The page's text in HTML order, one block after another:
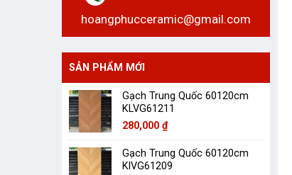
hoangphucceramic@gmail.com
SẢN PHẨM MỚI
Gạch Trung Quốc 60120cm
KLVG61211
280,000 ₫
Gạch Trung Quốc 60120cm
KlVG61209